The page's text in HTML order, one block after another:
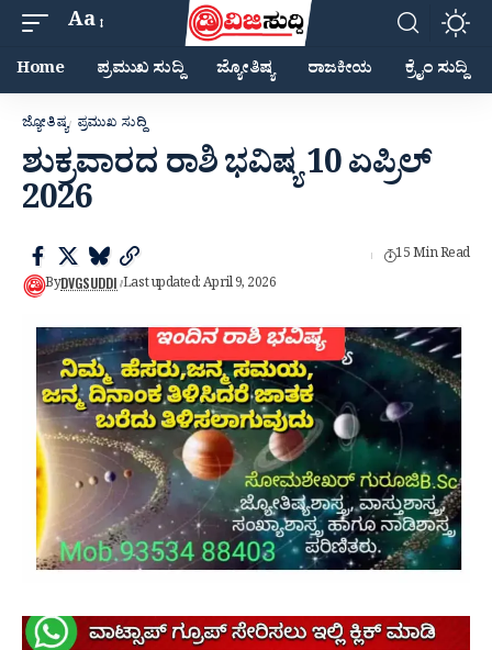
Aa
Home ಪ್ರಮುಖ ಸುದ್ದಿ ಜ್ಯೋತಿಷ್ಯ ರಾಜಕೀಯ ಕ್ರೈಂ ಸುದ್ದಿ
ಜ್ಯೋತಿಷ್ಯ ಪ್ರಮುಖ ಸುದ್ದಿ
ಶುಕ್ರವಾರದ ರಾಶಿ ಭವಿಷ್ಯ 10 ಏಪ್ರಿಲ್
2026
ByDVGSUDDI Last updated: April 9, 2026
15 Min Read